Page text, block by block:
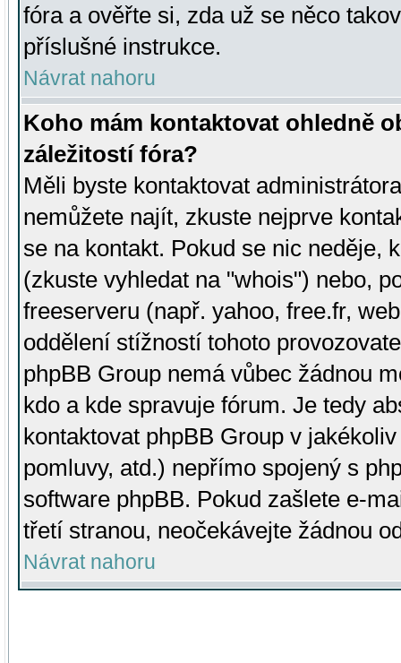
fóra a ověřte si, zda už se něco
příslušné instrukce.
Návrat nahoru
Koho mám kontaktovat ohledně
záležitostí fóra?
Měli byste kontaktovat
nemůžete najít, zkuste nejprve
se na kontakt. Pokud se nic neděje,
(zkuste vyhledat na "whois") nebo,
freeserveru (např. yahoo, free.fr,
oddělení stížností tohoto
phpBB Group nemá vůbec žádnou
kdo a kde spravuje fórum. Je tedy
kontaktovat phpBB Group v
pomluvy, atd.) nepřímo spojený s
software phpBB. Pokud zašlete e-
třetí stranou, neočekávejte žádnou
Návrat nahoru